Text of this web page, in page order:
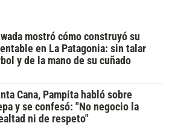
mostró cómo construyó su
en La Patagonia: sin talar
y de la mano de su cuñado
Cana, Pampita habló sobre
y se confesó: "No negocio la
ni de respeto"